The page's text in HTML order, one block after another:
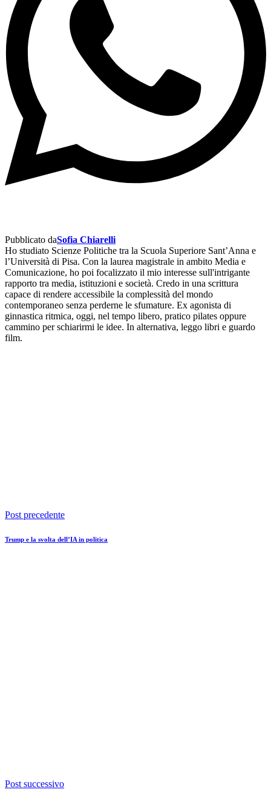
Pubblicato daSofia Chiarelli
Ho studiato Scienze Politiche tra la Scuola Superiore Sant’Anna e
l’Università di Pisa. Con la laurea magistrale in ambito Media e
Comunicazione, ho poi focalizzato il mio interesse sull'intrigante
rapporto tra media, istituzioni e società. Credo in una scrittura
capace di rendere accessibile la complessità del mondo
contemporaneo senza perderne le sfumature. Ex agonista di
ginnastica ritmica, oggi, nel tempo libero, pratico pilates oppure
cammino per schiarirmi le idee. In alternativa, leggo libri e guardo
film.
Post precedente
Trump e la svolta dell’IA in politica
Post successivo